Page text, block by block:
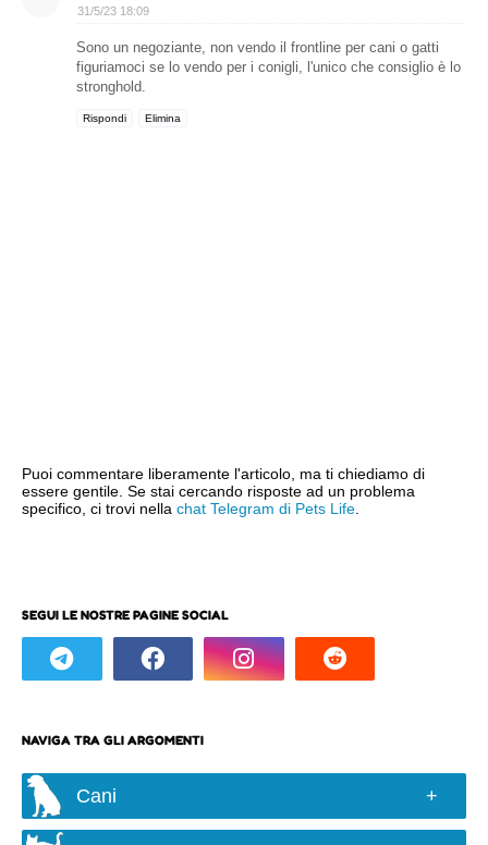
31/5/23 18:09
Sono un negoziante, non vendo il frontline per cani o gatti
figuriamoci se lo vendo per i conigli, l'unico che consiglio è lo
stronghold.
Rispondi Elimina
Puoi commentare liberamente l'articolo, ma ti chiediamo di
essere gentile. Se stai cercando risposte ad un problema
specifico, ci trovi nella chat Telegram di Pets Life.
SEGUI LE NOSTRE PAGINE SOCIAL
NAVIGA TRA GLI ARGOMENTI
Cani
Razze e taglie